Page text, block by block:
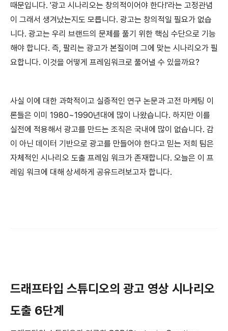
때문입니다. '광고 시나리오는 창의적이어야 한다!'라는 고정관념
이 그래서 생겨났는지도 모릅니다. 광고는 창의적일 필요가 없습
니다. 광고는 우리 브랜드의 문제를 풀기 위한 핵심 수단으로 기능
해야 합니다. 즉, 팔리는 광고가 본질이며 그에 맞는 시나리오가 필
요합니다. 이것을 어떻게 프레임워크로 풀어낼 수 있을까요?
사실 이에 대한 과학적이고 실증적인 연구 논문과 고전 마케팅 이
론들은 이미 1980~1990년대에 많이 나왔습니다. 하지만 이를
실전에 적용해서 광고를 만드는 조직은 국내에 많이 없습니다. 감
이 아닌 데이터 기반으로 광고를 만들어야 한다고 믿는 저희 팀은
자체적인 시나리오 도출 프레임 워크가 존재합니다. 오늘은 이 프
레임 워크에 대해 상세하게 공유드려보고자 합니다.
드래프타입 스튜디오의 광고 영상 시나리오
도출 6단계